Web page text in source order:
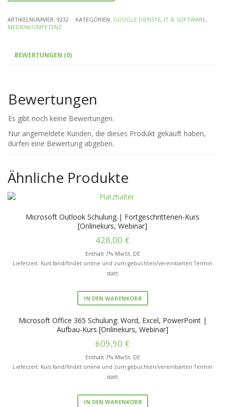
ARTIKELNUMMER: 9232 KATEGORIEN: GOOGLE DIENSTE, IT & SOFTWARE,
MEDIENKOMPETENZ
BEWERTUNGEN (0)
Bewertungen
Es gibt noch keine Bewertungen.
Nur angemeldete Kunden, die dieses Produkt gekauft haben,
dürfen eine Bewertung abgeben.
Ähnliche Produkte
Microsoft Outlook Schulung | Fortgeschrittenen-Kurs
[Onlinekurs, Webinar]
428,00 €
Enthält 7% MwSt. DE
Lieferzeit: Kurs fand/findet online und zum gebuchten/vereinbarten Termin
statt
IN DEN WARENKORB
Microsoft Office 365 Schulung: Word, Excel, PowerPoint |
Aufbau-Kurs [Onlinekurs, Webinar]
609,90 €
Enthält 7% MwSt. DE
Lieferzeit: Kurs fand/findet online und zum gebuchten/vereinbarten Termin
statt
IN DEN WARENKORB